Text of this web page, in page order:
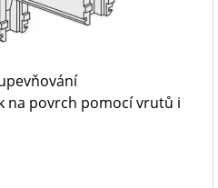
na povrch pomocí vrutů i